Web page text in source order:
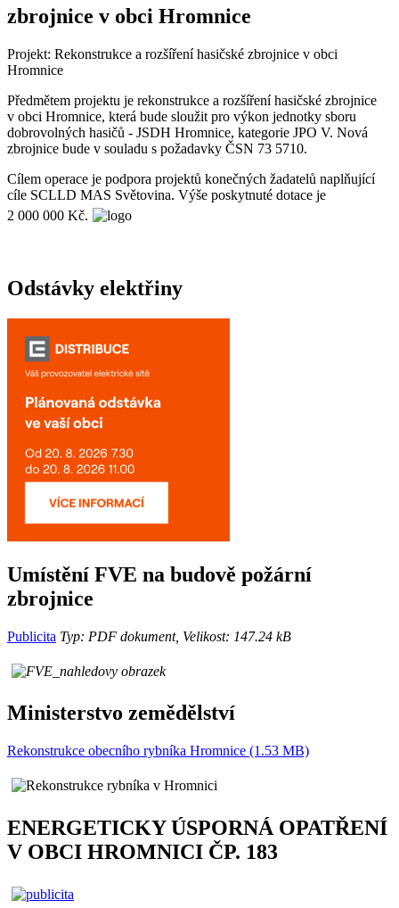
zbrojnice v obci Hromnice
Projekt: Rekonstrukce a rozšíření hasičské zbrojnice v obci
Hromnice
Předmětem projektu je rekonstrukce a rozšíření hasičské zbrojnice
v obci Hromnice, která bude sloužit pro výkon jednotky sboru
dobrovolných hasičů - JSDH Hromnice, kategorie JPO V. Nová
zbrojnice bude v souladu s požadavky ČSN 73 5710.
Cílem operace je podpora projektů konečných žadatelů naplňující
cíle SCLLD MAS Světovina. Výše poskytnuté dotace je
2 000 000 Kč.
Odstávky elektřiny
Umístění FVE na budově požární
zbrojnice
Publicita Typ: PDF dokument, Velikost: 147.24 kB
Ministerstvo zemědělství
Rekonstrukce obecního rybníka Hromnice (1.53 MB)
ENERGETICKY ÚSPORNÁ OPATŘENÍ
V OBCI HROMNICI ČP. 183